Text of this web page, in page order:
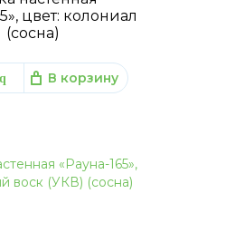
цвет: колониал
(сосна)
q В корзину